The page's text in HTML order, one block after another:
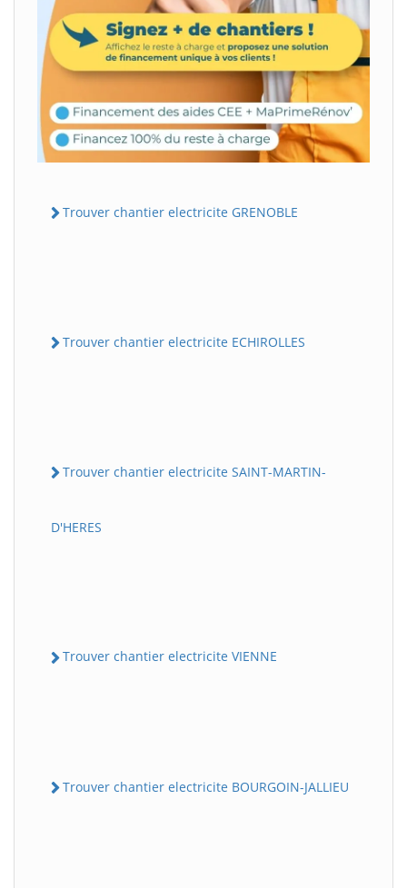
Trouver chantier electricite GRENOBLE
Trouver chantier electricite ECHIROLLES
Trouver chantier electricite SAINT-MARTIN-
D'HERES
Trouver chantier electricite VIENNE
Trouver chantier electricite BOURGOIN-JALLIEU